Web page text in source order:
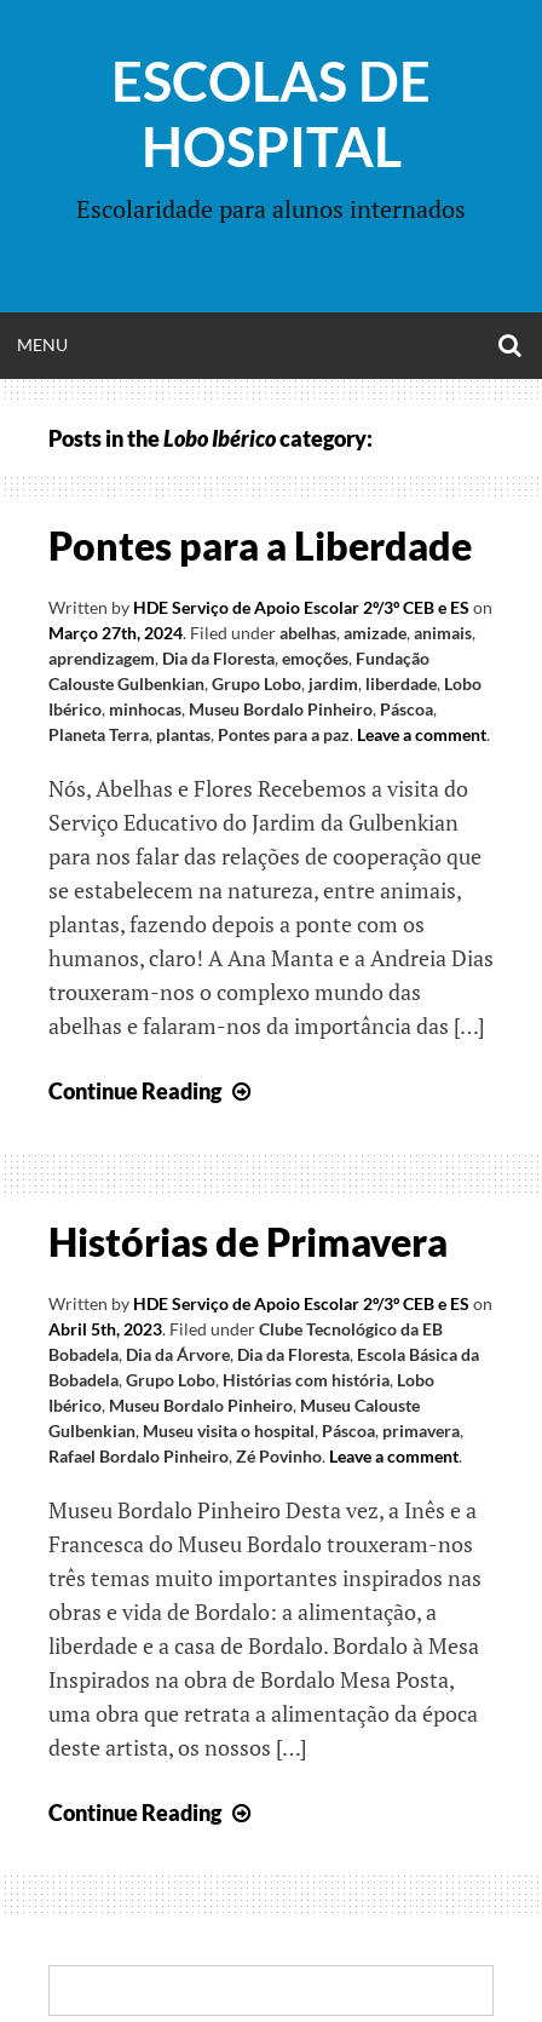
ESCOLAS DE
HOSPITAL
Escolaridade para alunos internados
MENU
MENU
Posts in theLobo Ibéricocategory:
Pontes para a Liberdade
Written by HDE Serviço de Apoio Escolar 2º/3º CEB e ES on
Março 27th, 2024. Filed underabelhas,amizade,animais,
aprendizagem, Dia da Floresta,emoções, Fundação
Calouste Gulbenkian,Grupo Lobo, jardim, liberdade, Lobo
Ibérico, minhocas, Museu Bordalo Pinheiro, Páscoa,
Planeta Terra, plantas, Pontes para a paz. Leave a comment.
Nós, Abelhas e Flores Recebemos a visita do
Serviço Educativo do Jardim da Gulbenkian
para nos falar das relações de cooperação que
se estabelecem na natureza, entre animais,
plantas, fazendo depois a ponte com os
humanos, claro! A Ana Manta e a Andreia Dias
trouxeram-nos o complexo mundo das
abelhas e falaram-nos da importância das […]
Continue Reading
a
Liberdade
Histórias de Primavera
Written by HDE Serviço de Apoio Escolar 2º/3º CEB e ES on
Abril 5th, 2023. Filed underClube Tecnológico da EB
Bobadela, Dia da Árvore, Dia da Floresta, Escola Básica da
Bobadela,Grupo Lobo, Histórias com história, Lobo
Ibérico, Museu Bordalo Pinheiro, Museu Calouste
Gulbenkian, Museu visita o hospital, Páscoa, primavera,
Rafael Bordalo Pinheiro,Zé Povinho. Leave a comment.
Museu Bordalo Pinheiro Desta vez, a Inês e a
Francesca do Museu Bordalo trouxeram-nos
três temas muito importantes inspirados nas
obras e vida de Bordalo: a alimentação, a
liberdade e a casa de Bordalo. Bordalo à Mesa
Inspirados na obra de Bordalo Mesa Posta,
uma obra que retrata a alimentação da época
deste artista, os nossos […]
Continue Reading
Primavera